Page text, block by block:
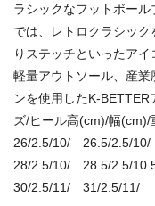
ラシックなフットボー
では、レトロクラシッ
りステッチといったア
軽量アウトソール、産
ンを使用したK-
ズ/ヒール高(cm)/幅
26/2.5/10/ 26.5/2.5/
28/2.5/10/ 28.5/2.5/
30/2.5/11/ 31/2.5/11/